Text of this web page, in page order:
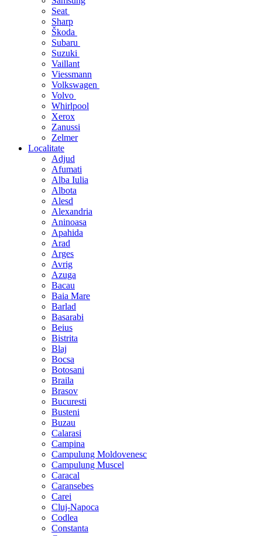
Seat
Sharp
Škoda
Subaru
Suzuki
Vaillant
Viessmann
Volkswagen
Volvo
Whirlpool
Xerox
Zanussi
Zelmer
Localitate
Adjud
Afumati
Alba Iulia
Albota
Alesd
Alexandria
Aninoasa
Apahida
Arad
Arges
Avrig
Azuga
Bacau
Baia Mare
Barlad
Basarabi
Beius
Bistrita
Blaj
Bocsa
Botosani
Braila
Brasov
Bucuresti
Busteni
Buzau
Calarasi
Campina
Campulung Moldovenesc
Campulung Muscel
Caracal
Caransebes
Carei
Cluj-Napoca
Codlea
Constanta